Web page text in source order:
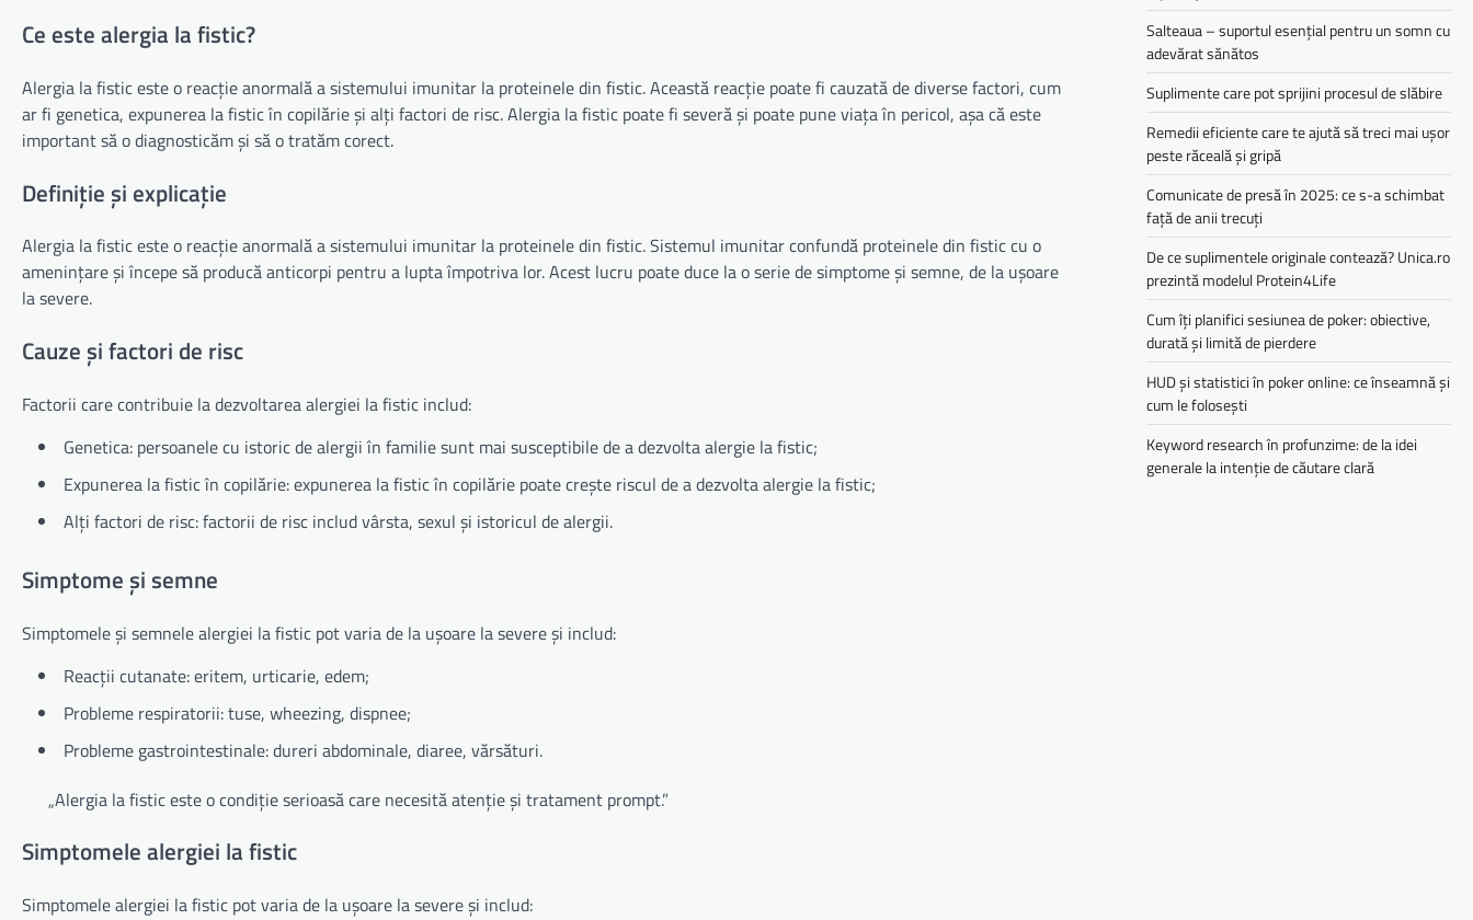
Ce este alergia la fistic?
Alergia la fistic este o reacție anormală a sistemului imunitar la proteinele din fistic. Această reacție poate fi cauzată de diverse factori, cum
ar fi genetica, expunerea la fistic în copilărie și alți factori de risc. Alergia la fistic poate fi severă și poate pune viața în pericol, așa că este
important să o diagnosticăm și să o tratăm corect.
Definiție și explicație
Alergia la fistic este o reacție anormală a sistemului imunitar la proteinele din fistic. Sistemul imunitar confundă proteinele din fistic cu o
amenințare și începe să producă anticorpi pentru a lupta împotriva lor. Acest lucru poate duce la o serie de simptome și semne, de la ușoare
la severe.
Cauze și factori de risc
Factorii care contribuie la dezvoltarea alergiei la fistic includ:
Genetica: persoanele cu istoric de alergii în familie sunt mai susceptibile de a dezvolta alergie la fistic;
Expunerea la fistic în copilărie: expunerea la fistic în copilărie poate crește riscul de a dezvolta alergie la fistic;
Alți factori de risc: factorii de risc includ vârsta, sexul și istoricul de alergii.
Simptome și semne
Simptomele și semnele alergiei la fistic pot varia de la ușoare la severe și includ:
Reacții cutanate: eritem, urticarie, edem;
Probleme respiratorii: tuse, wheezing, dispnee;
Probleme gastrointestinale: dureri abdominale, diaree, vărsături.
„Alergia la fistic este o condiție serioasă care necesită atenție și tratament prompt.”
Simptomele alergiei la fistic
Simptomele alergiei la fistic pot varia de la ușoare la severe și includ:
Salteaua – suportul esențial pentru un somn cu
adevărat sănătos
Suplimente care pot sprijini procesul de slăbire
Remedii eficiente care te ajută să treci mai ușor
peste răceală și gripă
Comunicate de presă în 2025: ce s-a schimbat
față de anii trecuți
De ce suplimentele originale contează? Unica.ro
prezintă modelul Protein4Life
Cum îți planifici sesiunea de poker: obiective,
durată și limită de pierdere
HUD și statistici în poker online: ce înseamnă și
cum le folosești
Keyword research în profunzime: de la idei
generale la intenție de căutare clară